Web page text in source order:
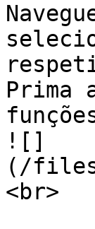
Prima
![]
(/files/
<br>